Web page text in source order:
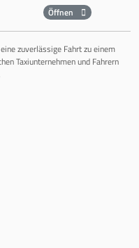
Öffnen
zuverlässige Fahrt zu einem
Taxiunternehmen und Fahrern